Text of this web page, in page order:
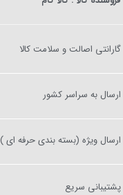
گارانتی اصالت و سلامت کالا
ارسال به سراسر کشور
ارسال ویژه (بسته بندی حرفه ای )
پشتیبانی سریع